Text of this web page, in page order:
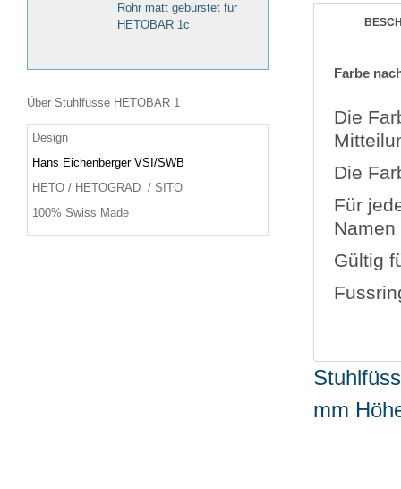
Farbe
Die
Die
Für
Gültig
mm
Rohr matt gebürstet für
HETOBAR 1c
Über Stuhlfüsse HETOBAR 1
Design
Hans Eichenberger VSI/SWB
HETO / HETOGRAD / SITO
100% Swiss Made